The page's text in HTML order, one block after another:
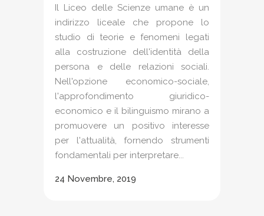
Il Liceo delle Scienze umane è un
indirizzo liceale che propone lo
studio di teorie e fenomeni legati
alla costruzione dell'identità della
persona e delle relazioni sociali.
Nell'opzione economico-sociale,
l'approfondimento giuridico-
economico e il bilinguismo mirano a
promuovere un positivo interesse
per l'attualità, fornendo strumenti
fondamentali per interpretare...
24 Novembre, 2019